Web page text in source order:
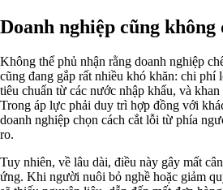
Doanh nghiệp cũng không
Không thể phủ nhận rằng doanh nghiệp
cũng đang gắp rất nhiều khó khăn: chi phí
tiêu chuẩn từ các nước nhập khẩu, và
Trong áp lực phải duy trì hợp đồng với
doanh nghiệp chọn cách cắt lỗi từ phía
ro.
Tuy nhiên, về lâu dài, điều này gây mất
ứng. Khi người nuôi bỏ nghề hoặc giảm